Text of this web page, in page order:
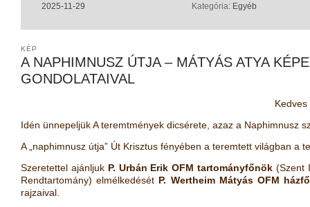
2025-11-29 Kategória: Egyéb
A NAPHIMNUSZ ÚTJA – MÁTYÁS ATYA
GONDOLATAIVAL
KÉP
Kedves
Idén ünnepeljük A teremtmények dicsérete, azaz a Naphimnusz
A „naphimnusz útja” Út Krisztus fényében a teremtett világban a
Szeretettel ajánljukP. Urbán Erik OFM tartományfőnök (Szent
Rendtartomány) elmélkedését P. Wertheim Mátyás OFM
rajzaival.